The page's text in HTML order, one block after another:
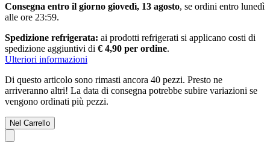
Consegna entro il giorno giovedì, 13 agosto, se ordini entro lunedì
alle ore 23:59.
Spedizione refrigerata: ai prodotti refrigerati si applicano costi di
spedizione aggiuntivi di € 4,90 per ordine.
Ulteriori informazioni
Di questo articolo sono rimasti ancora 40 pezzi. Presto ne
arriveranno altri! La data di consegna potrebbe subire variazioni se
vengono ordinati più pezzi.
Nel Carrello